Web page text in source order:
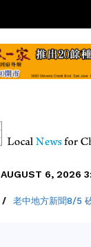
AUGUST 6, 2026
/ 老中地方新聞8/5